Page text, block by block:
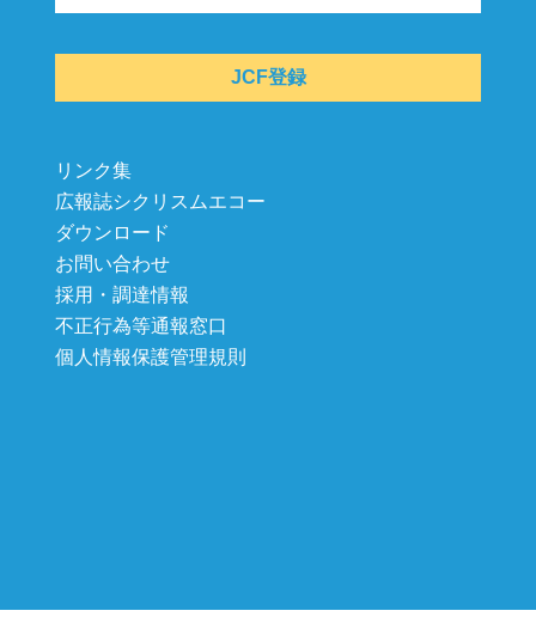
JCF登録
リンク集
広報誌シクリスムエコー
ダウンロード
お問い合わせ
採用・調達情報
不正行為等通報窓口
個人情報保護管理規則